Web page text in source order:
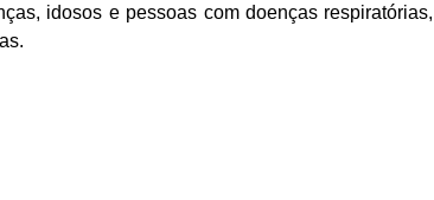
idosos e pessoas com doenças respiratórias,